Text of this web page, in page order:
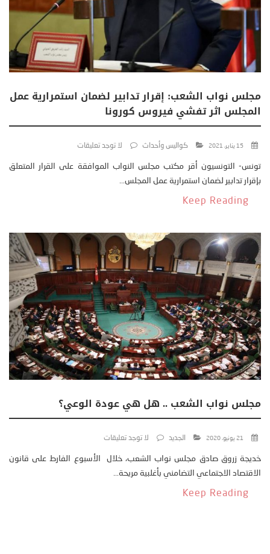
مجلس نواب الشعب: إقرار تدابير لضمان استمرارية عمل
المجلس اثر تفشي فيروس كورونا
15 يناير، 2021 كواليس وأحداث لا توجد تعليقات
تونس- التونسيون أقر مكتب مجلس النواب الموافقة على القرار المتعلق
بإقرار تدابير لضمان استمرارية عمل المجلس...
Keep Reading
مجلس نواب الشعب .. هل هي عودة الوعي؟
21 يونيو، 2020 الجديد لا توجد تعليقات
خديجة زروق صادق مجلس نواب الشعب، خلال الأسبوع الفارط على قانون
الاقتصاد الاجتماعي التضامني بأغلبية مريحة...
Keep Reading